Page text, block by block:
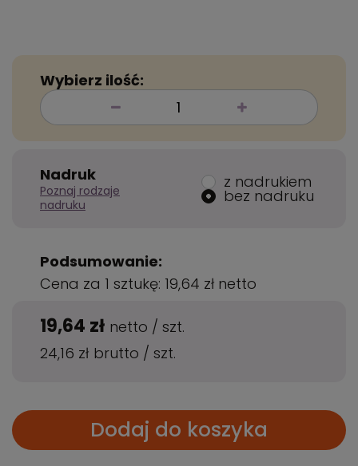
Wybierz ilość:
Nadruk
Poznaj rodzaje
nadruku
z nadrukiem
bez nadruku
Podsumowanie:
Cena za 1 sztukę: 19,64 zł netto
19,64 zł netto / szt.
24,16 zł brutto / szt.
Dodaj do koszyka